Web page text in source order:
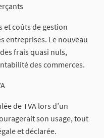
et coûts de gestion
entreprises. Le nouveau
frais quasi nuls,
des commerces.
de TVA lors d’un
son usage, tout
et déclarée.